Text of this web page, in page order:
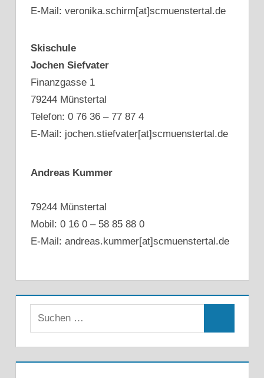
E-Mail: veronika.schirm[at]scmuenstertal.de
Skischule
Jochen Siefvater
Finanzgasse 1
79244 Münstertal
Telefon: 0 76 36 – 77 87 4
E-Mail: jochen.stiefvater[at]scmuenstertal.de
Andreas Kummer
79244 Münstertal
Mobil: 0 16 0 – 58 85 88 0
E-Mail: andreas.kummer[at]scmuenstertal.de